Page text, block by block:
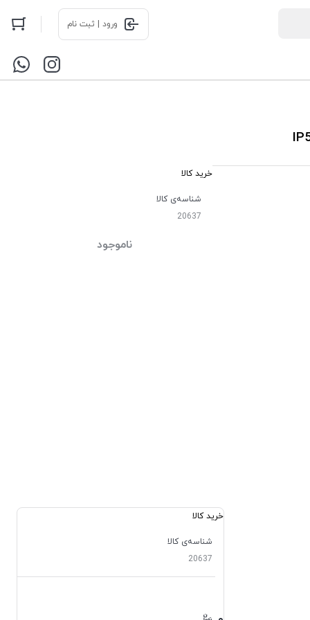
ورود | ثبت نام
خرید کالا
شناسه‌ی کالا
20637
ناموجود
خرید کالا
شناسه‌ی کالا
20637